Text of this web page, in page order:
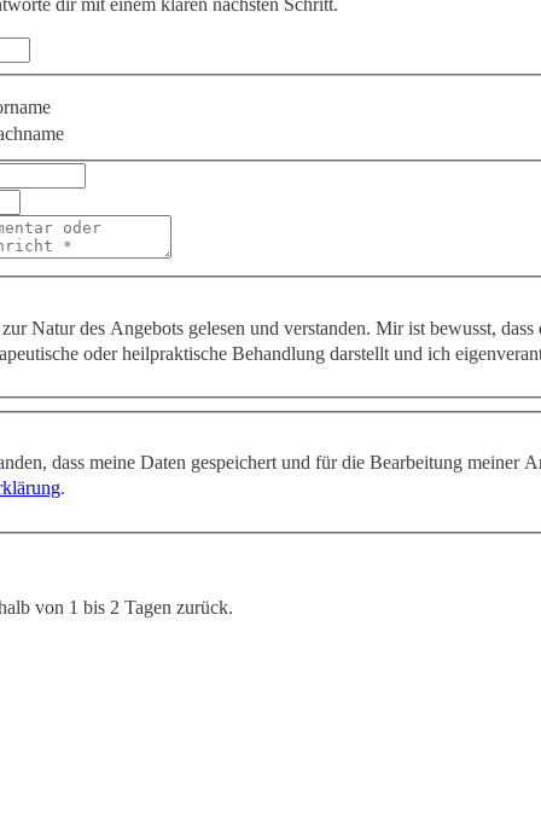
dir mit einem klaren nächsten Schritt.
Natur des Angebots gelesen und verstanden. Mir ist bewusst, dass
oder heilpraktische Behandlung darstellt und ich
dass meine Daten gespeichert und für die Bearbeitung meiner
.
von 1 bis 2 Tagen zurück.